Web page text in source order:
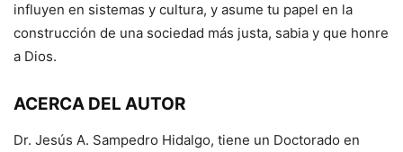
influyen en sistemas y cultura, y asume tu papel en la
construcción de una sociedad más justa, sabia y que honre
a Dios.
ACERCA DEL AUTOR
Dr. Jesús A. Sampedro Hidalgo, tiene un Doctorado en